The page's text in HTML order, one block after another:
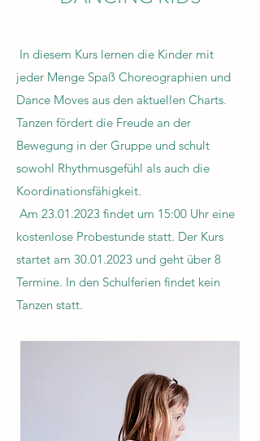
In diesem Kurs lernen die Kinder mit
jeder Menge Spaß Choreographien und
Dance Moves aus den aktuellen Charts.
Tanzen fördert die Freude an der
Bewegung in der Gruppe und schult
sowohl Rhythmusgefühl als auch die
Koordinationsfähigkeit.
Am 23.01.2023 findet um 15:00 Uhr eine
kostenlose Probestunde statt. Der Kurs
startet am 30.01.2023 und geht über 8
Termine. In den Schulferien findet kein
Tanzen statt.